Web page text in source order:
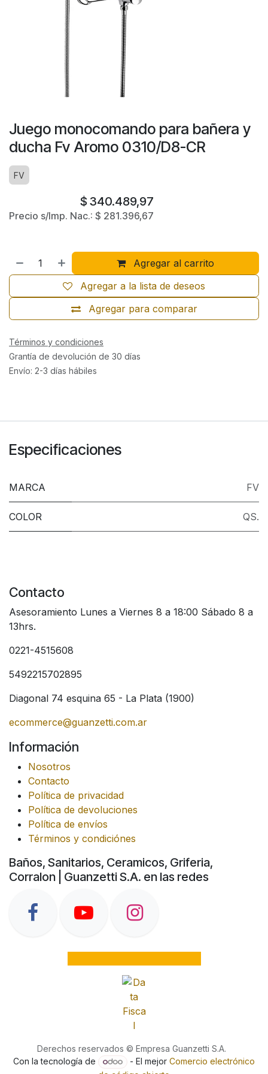
Juego monocomando para bañera y
ducha Fv Aromo 0310/D8-CR
FV
$ 340.489,97
Precio s/Imp. Nac.: $ 281.396,67
Agregar al carrito
Agregar para comparar
Agregar a la lista de deseos
Términos y condiciones
Grantía de devolución de 30 días
Envío: 2-3 días hábiles
Especificaciones
MARCA FV
COLOR QS.
Contacto
Asesoramiento Lunes a Viernes 8 a 18:00 Sábado 8 a
13hrs.
0221-4515608
5492215702895
Diagonal 74 esquina 65 - La Plata (1900)
ecommerce@guanzetti.com.ar
Información
Nosotros
Contacto
Política de privacidad
Política de devoluciones
Política de envíos
Términos y condiciónes
Baños, Sanitarios, Ceramicos, Griferia,
Corralon | Guanzetti S.A. en las redes
Derechos reservados © Empresa Guanzetti S.A.
Con la tecnología de
- El mejor Comercio electrónico